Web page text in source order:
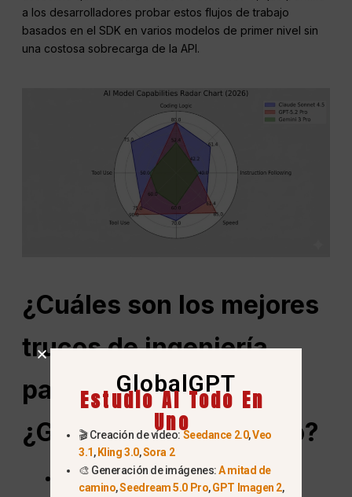
a los desarrolladores probar estos flujos de trabajo
basados en el SDK en varios modelos de primer nivel sin
una costosa sobrecarga de la API.
¿Cuáles son los mejores
trucos de ingeniería
paraalta fidelidad
¿Generación de código?
Establecer una norma CLAUDE.md
GlobalGPT
Estudio AI Todo En
Uno
🎬 Creación de vídeo: Seedance 2.0,Veo
3.1, Kling 3.0,Sora 2
🎨 Generación de imágenes:A mitad de
camino,Seedream 5.0 Pro,GPT Imagen 2,